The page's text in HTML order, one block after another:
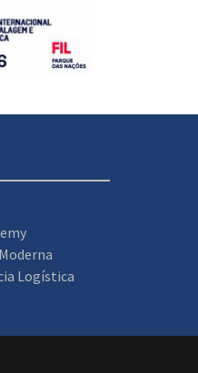
Logística